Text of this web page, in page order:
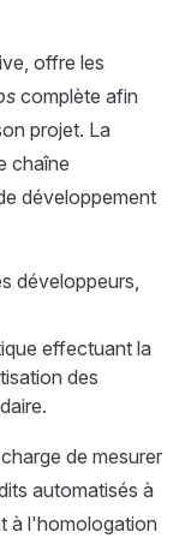
offre les
complète afin
projet. La
chaîne
développement
développeurs,
effectuant la
des
de mesurer
automatisés à
à l'homologation